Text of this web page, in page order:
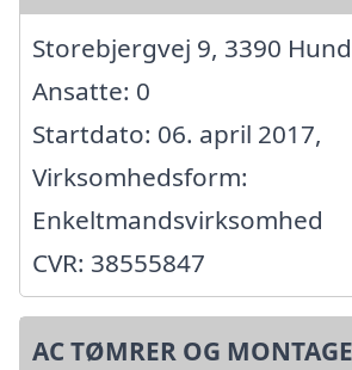
Storebjergvej 9, 3390
Ansatte: 0
Startdato: 06. april 2017,
Virksomhedsform:
Enkeltmandsvirksomhed
CVR: 38555847
AC TØMRER OG